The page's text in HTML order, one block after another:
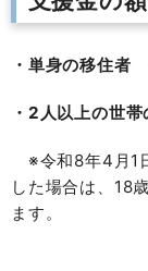
・単身の移住者
・2 人以上の世帯
※令和8年4月1
した場合は、18
ます。